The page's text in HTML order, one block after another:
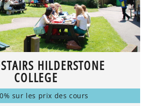
HILDERSTONE
COLLEGE
sur les prix des cours